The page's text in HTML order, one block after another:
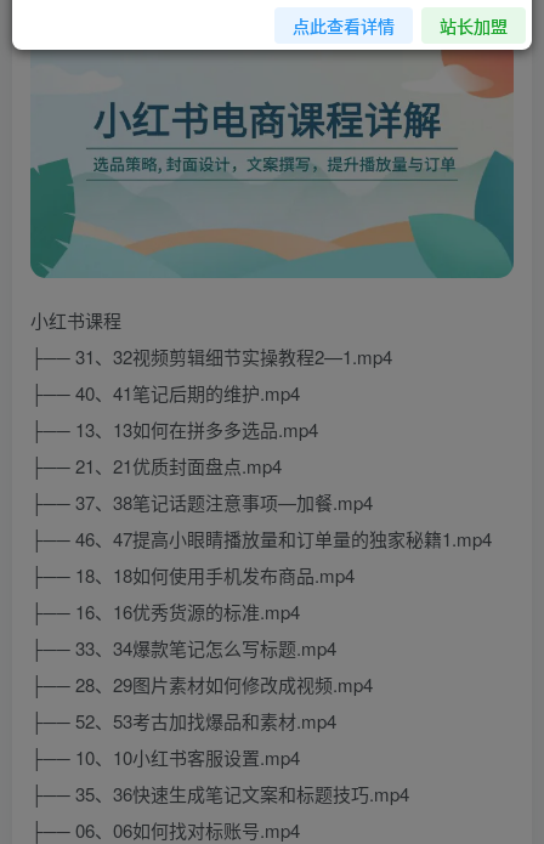
638 346
小红书课程
├── 31、32视频剪辑细节实操教程2—1.mp4
├── 40、41笔记后期的维护.mp4
├── 13、13如何在拼多多选品.mp4
├── 21、21优质封面盘点.mp4
├── 37、38笔记话题注意事项—加餐.mp4
├── 46、47提高小眼睛播放量和订单量的独家秘籍1.mp4
├── 18、18如何使用手机发布商品.mp4
├── 16、16优秀货源的标准.mp4
├── 33、34爆款笔记怎么写标题.mp4
├── 28、29图片素材如何修改成视频.mp4
├── 52、53考古加找爆品和素材.mp4
├── 10、10小红书客服设置.mp4
├── 35、36快速生成笔记文案和标题技巧.mp4
├── 06、06如何找对标账号.mp4
点此查看详情 站长加盟